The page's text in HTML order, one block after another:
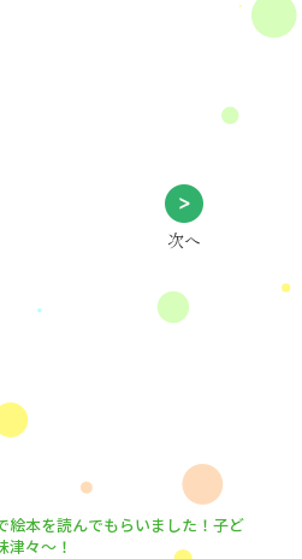
次へ
絵本を読んでもらいました！子ど
津々〜！